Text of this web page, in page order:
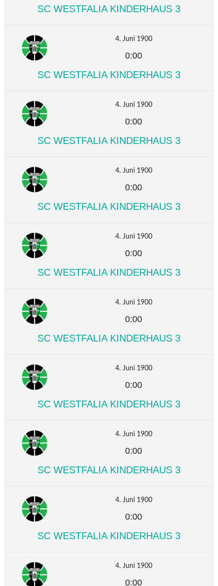
SC WESTFALIA KINDERHAUS 3
4. Juni 1900
0:00
SC WESTFALIA KINDERHAUS 3
4. Juni 1900
0:00
SC WESTFALIA KINDERHAUS 3
4. Juni 1900
0:00
SC WESTFALIA KINDERHAUS 3
4. Juni 1900
0:00
SC WESTFALIA KINDERHAUS 3
4. Juni 1900
0:00
SC WESTFALIA KINDERHAUS 3
4. Juni 1900
0:00
SC WESTFALIA KINDERHAUS 3
4. Juni 1900
0:00
SC WESTFALIA KINDERHAUS 3
4. Juni 1900
0:00
SC WESTFALIA KINDERHAUS 3
4. Juni 1900
0:00